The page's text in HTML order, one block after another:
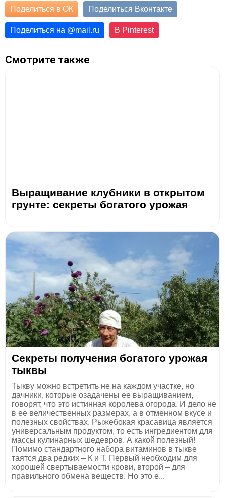
Поделиться в ОК Поделиться Вконтакте
Поделиться на @mail.ru В Pinterest
Смотрите также
Выращивание клубники в открытом
грунте: секреты богатого урожая
Секреты получения богатого урожая
тыквы
Тыкву можно встретить не на каждом участке, но
дачники, которые озадачены ее выращиванием,
говорят, что это истинная королева огорода. И дело не
в ее величественных размерах, а в отменном вкусе и
полезных свойствах. Рыжебокая красавица является
универсальным продуктом, то есть ингредиентом для
массы кулинарных шедевров. А какой полезный!
Помимо стандартного набора витаминов в тыкве
таятся два редких – К и Т. Первый необходим для
хорошей свертываемости крови, второй – для
правильного обмена веществ. Но это е...